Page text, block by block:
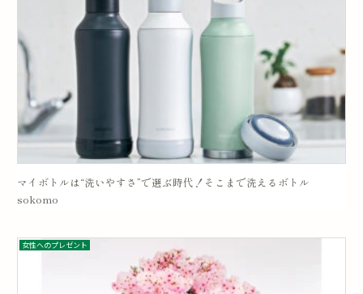
マイボトルは“洗いやすさ”で選ぶ時代！そこまで洗えるボトル
sokomo
女性へのプレゼント